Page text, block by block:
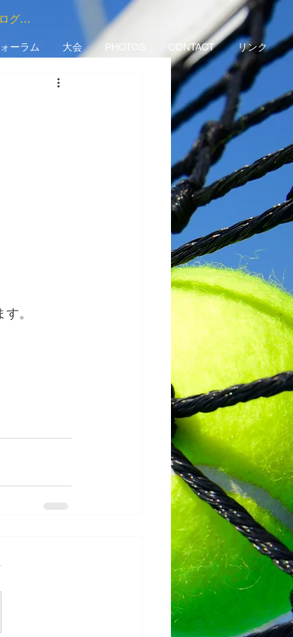
ーラム 大会 PHOTOS CONTACT リンク
ログイン
。